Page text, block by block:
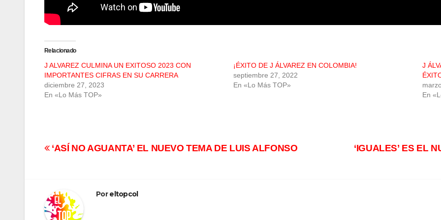
Relacionado
J ALVAREZ CULMINA UN EXITOSO 2023 CON
IMPORTANTES CIFRAS EN SU CARRERA
diciembre 27, 2023
En «Lo Más TOP»
¡ÉXITO DE J ÁLVAREZ EN COLOMBIA!
septiembre 27, 2022
En «Lo Más TOP»
J
En
Navegación
entradas
‘IGUALES’ ES EL
‘ASÍ NO AGUANTA’ EL NUEVO TEMA DE LUIS ALFONSO
Poreltopcol